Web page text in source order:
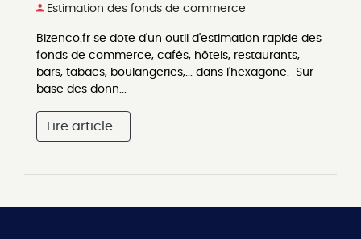
Estimation des fonds de commerce
Bizenco.fr se dote d'un outil d'estimation rapide des
fonds de commerce, cafés, hôtels, restaurants,
bars, tabacs, boulangeries,... dans l'hexagone. Sur
base des donn...
Lire article...